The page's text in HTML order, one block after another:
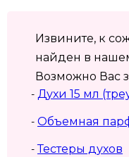
Извините, к
найден в
Возможно Вас
- Духи 15 мл
- Объемная
-Тестеры духов